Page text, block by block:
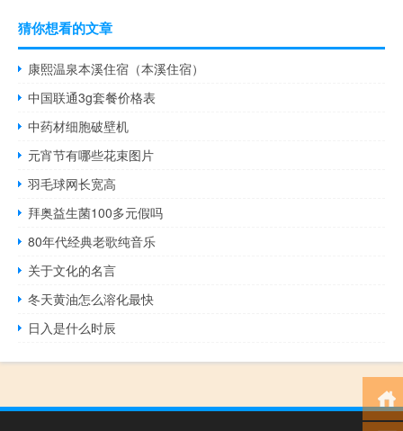
猜你想看的文章
康熙温泉本溪住宿（本溪住宿）
中国联通3g套餐价格表
中药材细胞破壁机
元宵节有哪些花束图片
羽毛球网长宽高
拜奥益生菌100多元假吗
80年代经典老歌纯音乐
关于文化的名言
冬天黄油怎么溶化最快
日入是什么时辰